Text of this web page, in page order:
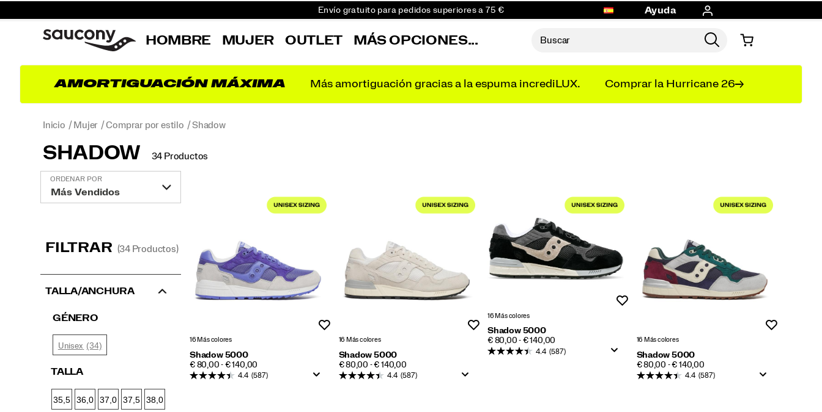
Envío gratuito para pedidos superiores a 75 €
Consigue un 10 % de descuento en tu primer pedido
Ayuda
HOMBRE MUJER OUTLET MÁS OPCIONES...
AMORTIGUACIÓN MÁXIMA Más amortiguación gracias a la espuma incrediLUX. Comprar la Hurricane 26
Inicio Mujer Comprar por estilo Shadow
SHADOW 34 Productos
16 Más colores
Shadow 5000
PRICE
€ 80,00 - € 140,00
4.4 (587)
16 Más colores
Shadow 5000
PRICE
€ 80,00 - € 140,00
4.4 (587)
16 Más colores
Shadow 5000
PRICE
€ 80,00 - € 140,00
4.4 (587)
Lista de deseos
16 Más colores
Shadow 5000
PRICE
€ 80,00 - € 140,00
4.4 (587)
ORDENAR POR
FILTRAR (34 Productos)
TALLA/ANCHURA
GÉNERO
Unisex (34)
TALLA
35,5 36,0 37,0 37,5 38,0